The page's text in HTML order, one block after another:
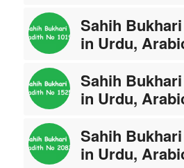
Sahih
in Urdu,
Sahih
in Urdu,
Sahih
in Urdu,